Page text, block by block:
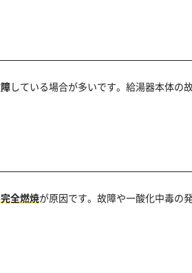
している場合が多いです。給湯器本体の
全燃焼が原因です。故障や一酸化中毒の